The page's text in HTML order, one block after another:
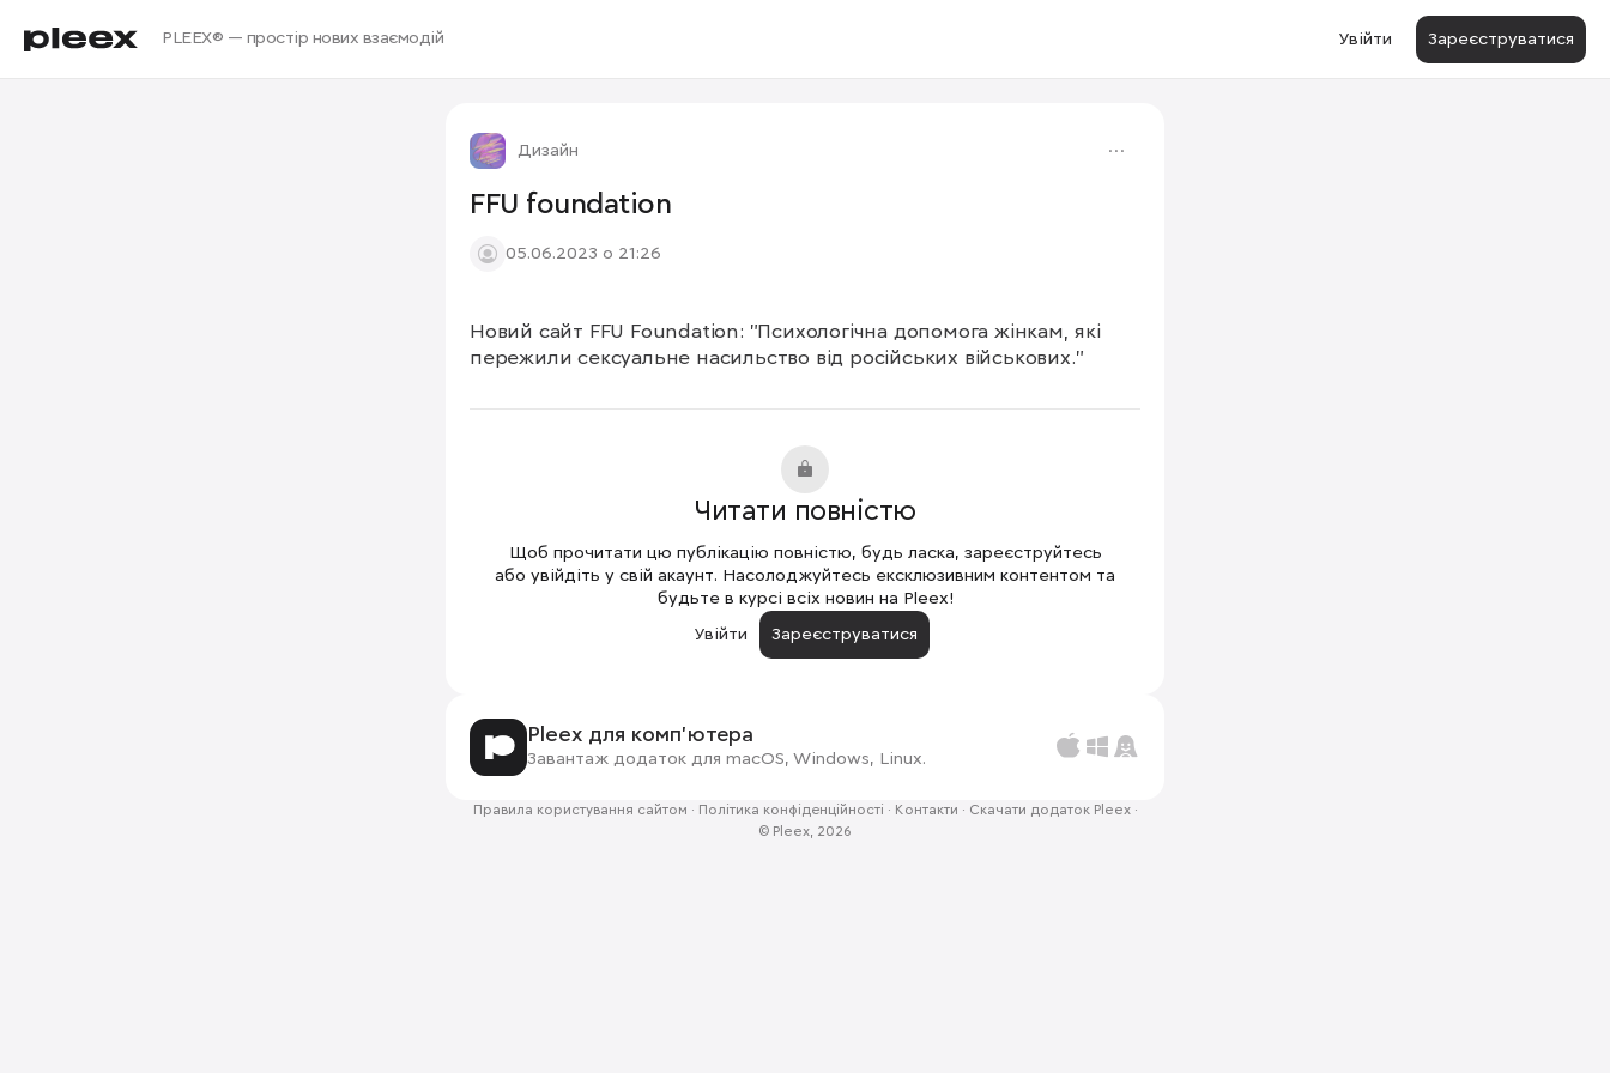
PLEEX® — простір нових взаємодій Увійти Зареєструватися
Дизайн
FFU foundation
05.06.2023 о 21:26
Новий сайт FFU Foundation: "Психологічна допомога жінкам, які
пережили сексуальне насильство від російських військових."
Читати повністю
Щоб прочитати цю публікацію повністю, будь ласка, зареєструйтесь
або увійдіть у свій акаунт. Насолоджуйтесь ексклюзивним контентом та
будьте в курсі всіх новин на Pleex!
Увійти
Зареєструватися
Pleex для комп'ютера
Завантаж додаток для macOS, Windows, Linux.
Правила користування сайтом · Політика конфіденційності · Контакти · Скачати додаток Pleex·
© Pleex, 2026